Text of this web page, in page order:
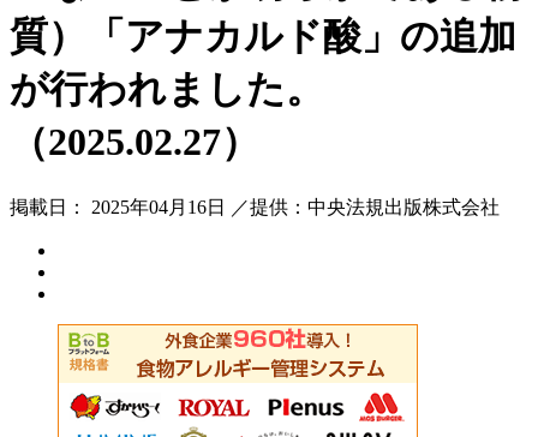
質）「アナカルド酸」の追加
が行われました。
（2025.02.27）
掲載日： 2025年04月16日 ／提供：中央法規出版株式会社